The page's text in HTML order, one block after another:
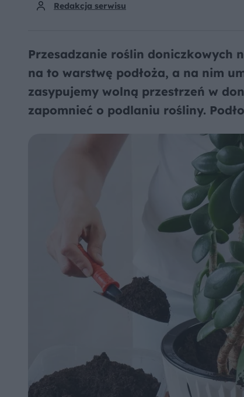
Redakcja serwisu
Przesadzanie roślin doniczkowych
na to warstwę podłoża, a na nim
zasypujemy wolną przestrzeń w
zapomnieć o podlaniu rośliny.